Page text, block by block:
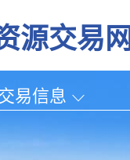
源交易网
易信息